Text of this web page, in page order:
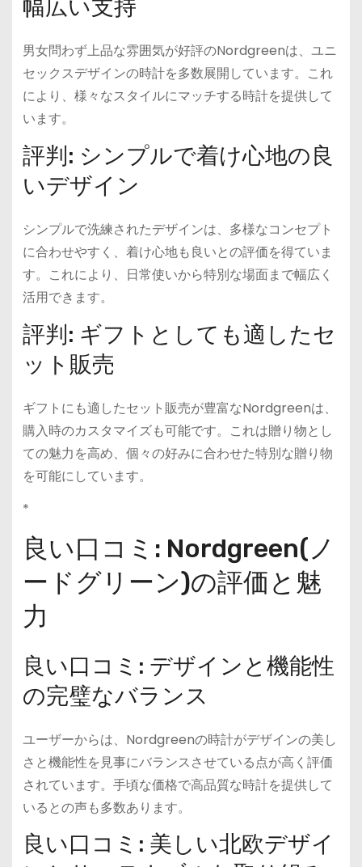
幅広い支持
男女問わず上品な雰囲気が好評のNordgreenは、ユニ
セックスデザインの時計を多数展開しています。これ
により、様々なスタイルにマッチする時計を提供して
います。
評判: シンプルで着け心地の良
いデザイン
シンプルで洗練されたデザインは、多様なコンセプト
に合わせやすく、着け心地も良いとの評価を得ていま
す。これにより、日常使いから特別な場面まで幅広く
活用できます。
評判: ギフトとしても適したセ
ット販売
ギフトにも適したセット販売が豊富なNordgreenは、
購入時のカスタマイズも可能です。これは贈り物とし
ての魅力を高め、個々の好みに合わせた特別な贈り物
を可能にしています。
*
良い口コミ: Nordgreen(ノ
ードグリーン)の評価と魅
力
良い口コミ: デザインと機能性
の完璧なバランス
ユーザーからは、Nordgreenの時計がデザインの美し
さと機能性を見事にバランスさせている点が高く評価
されています。手頃な価格で高品質な時計を提供して
いるとの声も多数あります。
良い口コミ: 美しい北欧デザイ